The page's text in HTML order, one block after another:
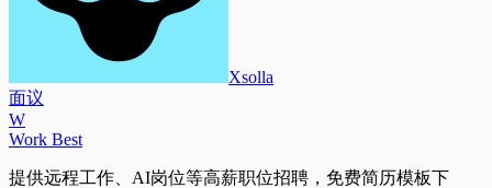
Xsolla
面议
W
Work Best
提供远程工作、AI岗位等高薪职位招聘，免费简历模板下